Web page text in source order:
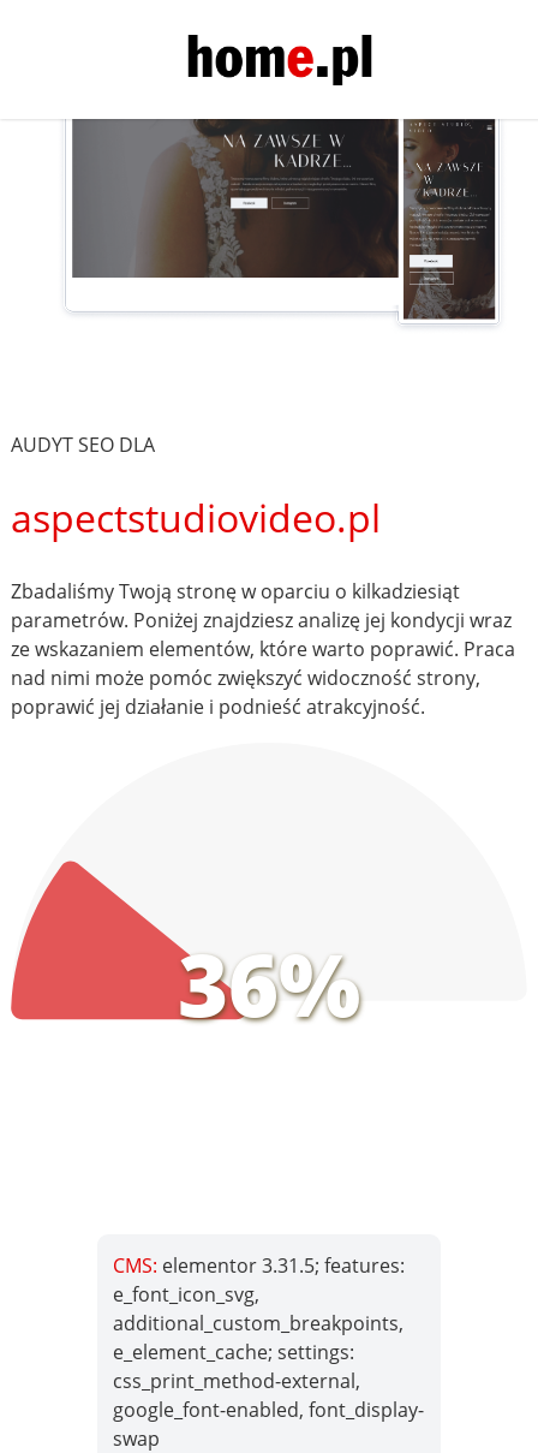
AUDYT SEO DLA
aspectstudiovideo.pl
Zbadaliśmy Twoją stronę w oparciu o kilkadziesiąt
parametrów. Poniżej znajdziesz analizę jej kondycji wraz
ze wskazaniem elementów, które warto poprawić. Praca
nad nimi może pomóc zwiększyć widoczność strony,
poprawić jej działanie i podnieść atrakcyjność.
36%
CMS: elementor 3.31.5; features:
e_font_icon_svg,
additional_custom_breakpoints,
e_element_cache; settings:
css_print_method-external,
google_font-enabled, font_display-
swap